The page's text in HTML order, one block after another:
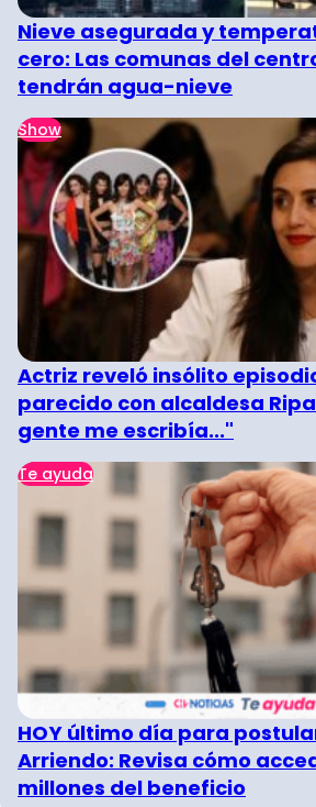
Nieve asegurada y
cero: Las comunas del
tendrán agua-nieve
Show
Actriz reveló insólito
parecido con alcaldesa
gente me escribía..."
Te ayuda
HOY último día para
Arriendo: Revisa cómo
millones del beneficio